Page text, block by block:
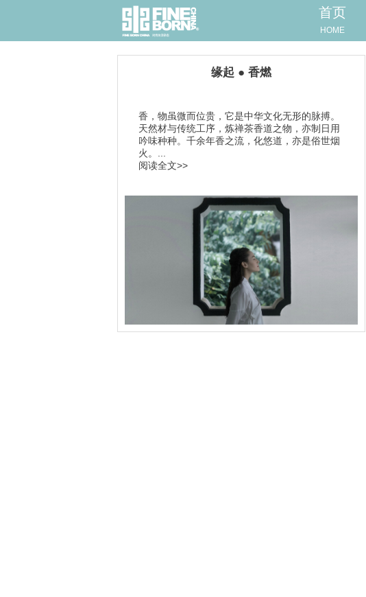
首页
HOME
缘起 ● 香燃
香，物虽微而位贵，它是中华文化无形的脉搏。
天然材与传统工序，炼禅茶香道之物，亦制日用
吟味种种。千余年香之流，化悠道，亦是俗世烟
火。...
阅读全文>>